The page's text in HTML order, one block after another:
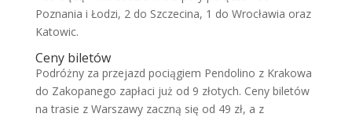
Poznania i Łodzi, 2 do Szczecina, 1 do Wrocławia oraz
Katowic.
Ceny biletów
Podróżny za przejazd pociągiem Pendolino z Krakowa
do Zakopanego zapłaci już od 9 złotych. Ceny biletów
na trasie z Warszawy zaczną się od 49 zł, a z